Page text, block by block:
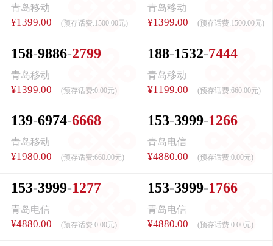
青岛移动
¥1399.00 (预存话费:1500.00元)
青岛移动
¥1399.00 (预存话费:1500.00元)
158 9886 2799
青岛移动
¥1399.00 (预存话费:0.00元)
188 1532 7444
青岛移动
¥1199.00 (预存话费:660.00元)
139 6974 6668
青岛移动
¥1980.00 (预存话费:660.00元)
153 3999 1266
青岛电信
¥4880.00 (预存话费:0.00元)
153 3999 1277
青岛电信
¥4880.00 (预存话费:0.00元)
153 3999 1766
青岛电信
¥4880.00 (预存话费:0.00元)